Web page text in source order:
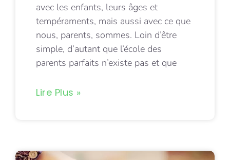
avec les enfants, leurs âges et
tempéraments, mais aussi avec ce que
nous, parents, sommes. Loin d’être
simple, d’autant que l’école des
parents parfaits n’existe pas et que
Lire Plus »